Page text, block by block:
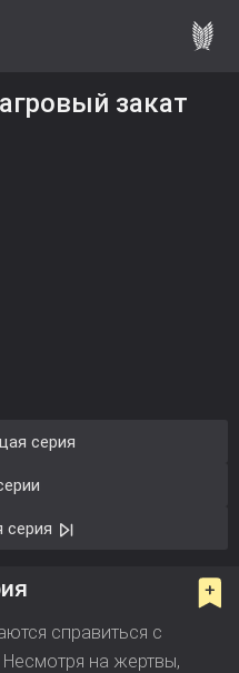
закат
серия
справиться с
Несмотря на жертвы,